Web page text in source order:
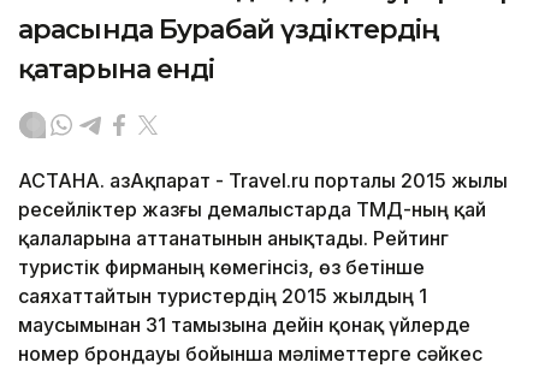
арасында Бурабай үздіктердің
қатарына енді
АСТАНА. ҚазАқпарат - Travel.ru порталы 2015 жылы
ресейліктер жазғы демалыстарда ТМД-ның қай
қалаларына аттанатынын анықтады. Рейтинг
туристік фирманың көмегінсіз, өз бетінше
саяхаттайтын туристердің 2015 жылдың 1
маусымынан 31 тамызына дейін қонақ үйлерде
номер брондауы бойынша мәліметтерге сәйкес